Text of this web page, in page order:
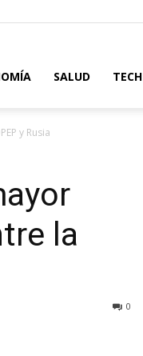
SALUD TECH
y Rusia
la
0